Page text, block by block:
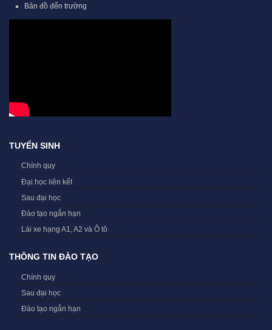
Bản đồ đến trường
TUYỂN SINH
Chính quy
Đại học liên kết
Sau đại học
Đào tạo ngắn hạn
Lái xe hạng A1, A2 và Ô tô
THÔNG TIN ĐÀO TẠO
Chính quy
Sau đại học
Đào tạo ngắn hạn